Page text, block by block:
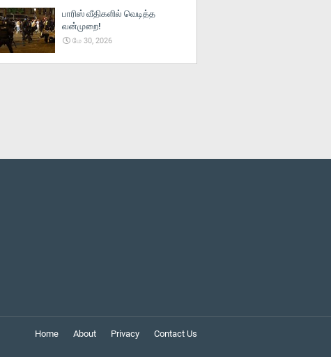
பாரிஸ் வீதிகளில் வெடித்த
வன்முறை!
மே 30, 2026
Home About Privacy Contact Us